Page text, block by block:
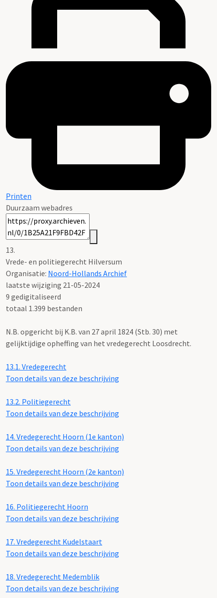
Printen
Duurzaam webadres
13.
Vrede- en politiegerecht Hilversum
Organisatie: Noord-Hollands Archief
laatste wijziging 21-05-2024
9 gedigitaliseerd
totaal 1.399 bestanden
N.B. opgericht bij K.B. van 27 april 1824 (Stb. 30) met
gelijktijdige opheffing van het vredegerecht Loosdrecht.
13.1. Vredegerecht
Toon details van deze beschrijving
13.2. Politiegerecht
Toon details van deze beschrijving
14. Vredegerecht Hoorn (1e kanton)
Toon details van deze beschrijving
15. Vredegerecht Hoorn (2e kanton)
Toon details van deze beschrijving
16. Politiegerecht Hoorn
Toon details van deze beschrijving
17. Vredegerecht Kudelstaart
Toon details van deze beschrijving
18. Vredegerecht Medemblik
Toon details van deze beschrijving